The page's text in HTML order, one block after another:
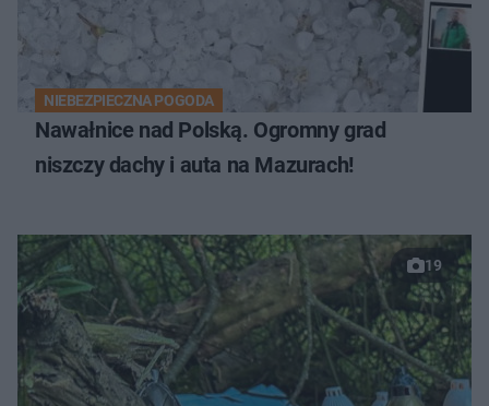
NIEBEZPIECZNA POGODA
Nawałnice nad Polską. Ogromny grad
niszczy dachy i auta na Mazurach!
19